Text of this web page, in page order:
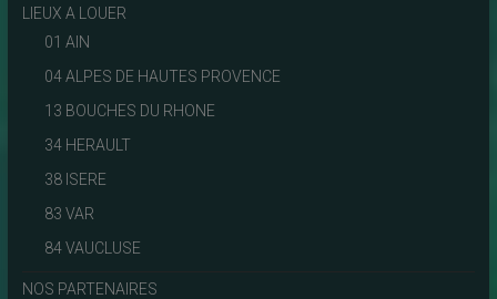
LIEUX A LOUER
01 AIN
04 ALPES DE HAUTES PROVENCE
13 BOUCHES DU RHONE
34 HERAULT
38 ISERE
83 VAR
84 VAUCLUSE
NOS PARTENAIRES